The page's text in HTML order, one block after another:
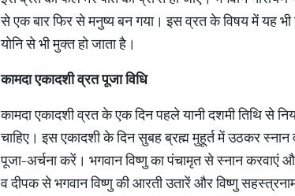
से एक बार फिर से मनुष्य बन गया। इस व्रत के विषय में यह
योनि से भी मुक्त हो जाता है।
कामदाएकादशीव्रतपूजाविधि
कामदा एकादशी व्रत के एक दिन पहले यानी दशमी तिथि से
चाहिए। इस एकादशी के दिन सुबह ब्रह्म मुहूर्त में उठकर
पूजा-अर्चना करें। भगवान विष्णु का पंचामृत से स्नान
व दीपक से भगवान विष्णु की आरती उतारें और विष्णु